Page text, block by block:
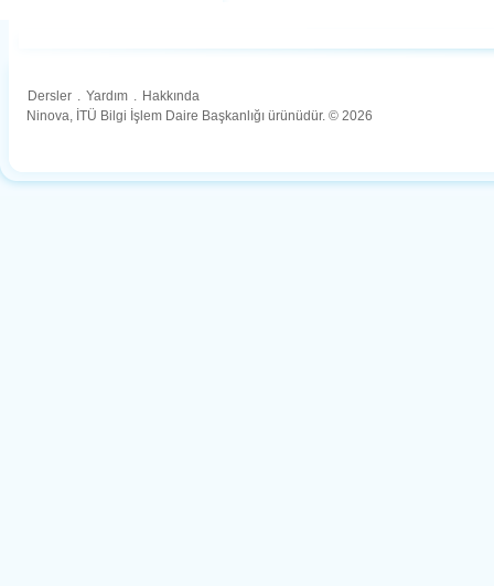
Dersler . Yardım . Hakkında
Ninova, İTÜ Bilgi İşlem Daire Başkanlığı ürünüdür. © 2026